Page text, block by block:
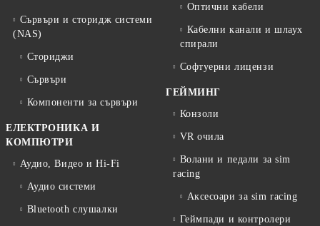
Сървъри и сторидж системи
(NAS)
Сториджи
Сървъри
Компоненти за сървъри
ЕЛЕКТРОНИКА И
КОМПЮТРИ
Аудио, Видео и Hi-Fi
Аудио системи
Bluetooth слушалки
Оптични кабели
Кабелни канали и шлаух
спирали
Софтуерни лицензи
ГЕЙМИНГ
Конзоли
VR очила
Волани и педали за sim
racing
Аксесоари за sim racing
Геймпади и контролери